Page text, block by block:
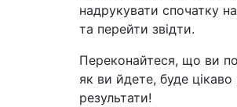
надрукувати спочатку
та перейти звідти.
Переконайтеся, що ви
як ви йдете, буде цікаво
результати!